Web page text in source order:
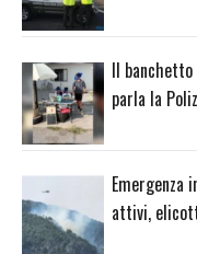
Il
parla la
Emergenza
attivi,